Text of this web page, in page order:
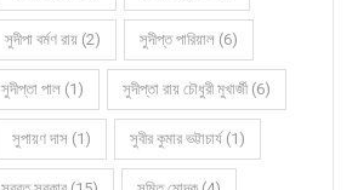
সুদীপা বর্মণ রায় (2) সুদীপ্ত পারিয়াল (6)
সুদীপ্তা পাল (1) সুদীপ্তা রায় চৌধুরী মুখার্জী (6)
সুপায়ণ দাস (1) সুবীর কুমার ভট্টাচার্য (1)